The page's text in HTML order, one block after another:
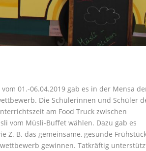
01.-06.04.2019 gab es in der Mensa
Die Schülerinnen und Schüler
am Food Truck zwischen
vom Müsli-Buffet wählen. Dazu gab es
Z. B. das gemeinsame, gesunde
gewinnen. Tatkräftig